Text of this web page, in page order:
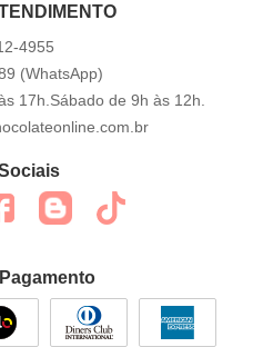
4955
(WhatsApp)
17h.Sábado de 9h às 12h.